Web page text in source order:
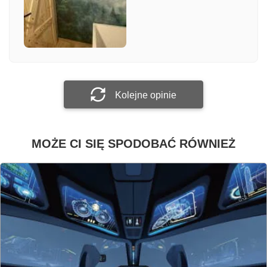
Załącz zdjęcie
Kolejne opinie
MOŻE CI SIĘ SPODOBAĆ RÓWNIEŻ